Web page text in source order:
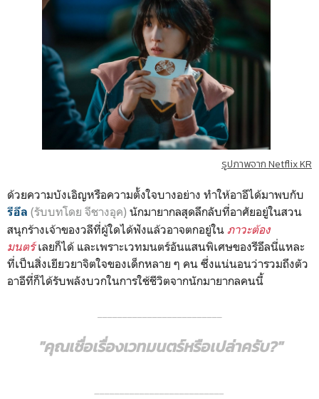
รูปภาพจาก Netflix KR
ด้วยความบังเอิญหรือความตั้งใจบางอย่าง ทำให้อาอีได้มาพบกับ
รีอึล (รับบทโดย จีชางอุค) นักมายากลสุดลึกลับที่อาศัยอยู่ในสวน
สนุกร้างเจ้าของวลีที่ผู้ใดได้ฟังแล้วอาจตกอยู่ใน ภาวะต้อง
มนตร์เลยก็ได้ และเพราะเวทมนตร์อันแสนพิเศษของรีอึลนี่แหละ
ที่เป็นสิ่งเยียวยาจิตใจของเด็กหลาย ๆ คน ซึ่งแน่นอนว่ารวมถึงตัว
อาอีที่ก็ได้รับพลังบวกในการใช้ชีวิตจากนักมายากลคนนี้
"คุณเชื่อเรื่องเวทมนตร์หรือเปล่าครับ?"